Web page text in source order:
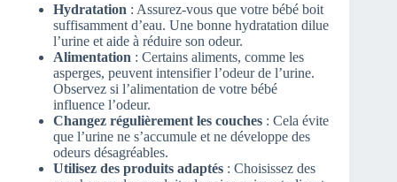
Hydratation : Assurez-vous que votre bébé boit
suffisamment d’eau. Une bonne hydratation dilue
l’urine et aide à réduire son odeur.
Alimentation : Certains aliments, comme les
asperges, peuvent intensifier l’odeur de l’urine.
Observez si l’alimentation de votre bébé
influence l’odeur.
Changez régulièrement les couches : Cela évite
que l’urine ne s’accumule et ne développe des
odeurs désagréables.
Utilisez des produits adaptés : Choisissez des